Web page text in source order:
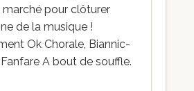
marché pour clôturer
de la musique !
Ok Chorale, Biannic-
A bout de souffle.